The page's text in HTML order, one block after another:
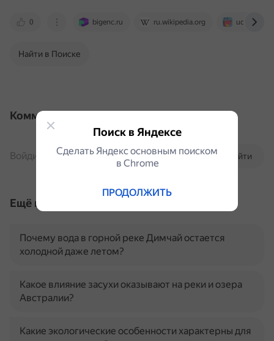
0 bigenc.ru ru.wikipedia.org uchi.ru
Найти в Поиске
Комментарии
Войти
Войдите, чтобы комментировать
Ещё по теме
Почему вода в горной реке Димчай остается
холодной даже летом?
Какое влияние засухи оказывают на реки и озера
Австралии?
Какие экологические особенности характерны для
Поиск в Яндексе
Сделать Яндекс основным поиском
в Сhrome
ПРОДОЛЖИТЬ